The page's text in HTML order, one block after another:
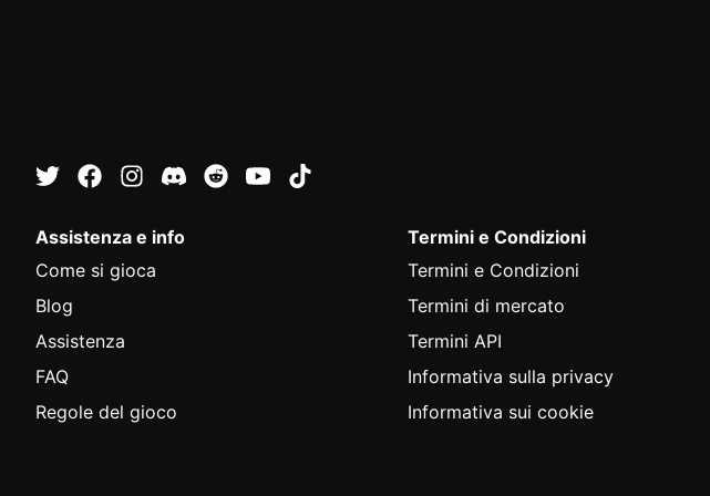
Assistenza e info
Come si gioca
Blog
Assistenza
FAQ
Regole del gioco
Termini e Condizioni
Termini e Condizioni
Termini di mercato
Termini API
Informativa sulla privacy
Informativa sui cookie